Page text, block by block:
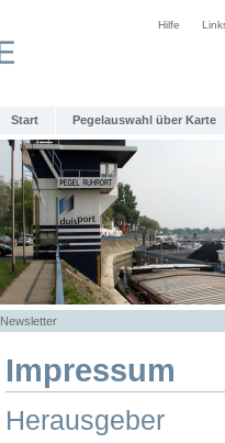
Hilfe
Start Pegelauswahl über Karte
Newsletter
Impressum
Herausgeber